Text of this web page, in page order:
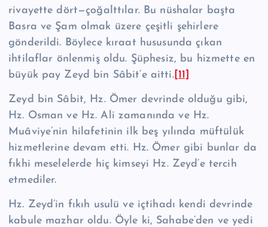
rivayette dört—çoğalttılar. Bu nüshalar başta
Basra ve Şam olmak üzere çeşitli şehirlere
gönderildi. Böylece kıraat hususunda çıkan
ihtilaflar ön­lenmiş oldu. Şüphesiz, bu hizmette en
büyük pay Zeyd bin Sâbit’e aitti.[11]
Zeyd bin Sâbit, Hz. Ömer devrinde olduğu gibi,
Hz. Osman ve Hz. Ali zama­nında ve Hz.
Muâviye’nin hilafetinin ilk beş yılında müftülük
hizmetlerine devam etti. Hz. Ömer gibi bunlar da
fıkhi meselelerde hiç kimseyi Hz. Zeyd’e ter­cih
etmediler.
Hz. Zeyd’in fıkıh usulü ve içtihadı kendi devrinde
kabule mazhar oldu. Öyle ki, Sahabe’den ve yedi